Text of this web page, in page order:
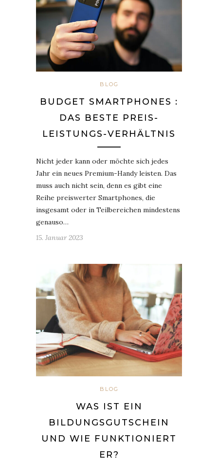
BLOG
BUDGET SMARTPHONES :
DAS BESTE PREIS-
LEISTUNGS-VERHÄLTNIS
Nicht jeder kann oder möchte sich jedes
Jahr ein neues Premium-Handy leisten. Das
muss auch nicht sein, denn es gibt eine
Reihe preiswerter Smartphones, die
insgesamt oder in Teilbereichen mindestens
genauso…
15. Januar 2023
BLOG
WAS IST EIN
BILDUNGSGUTSCHEIN
UND WIE FUNKTIONIERT
ER?